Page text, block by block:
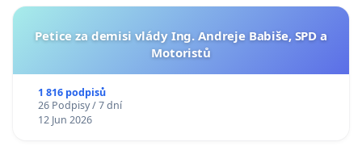
Petice za demisi vlády Ing. Andreje Babiše, SPD a
Motoristů
1 816 podpisů
26 Podpisy / 7 dní
12 Jun 2026